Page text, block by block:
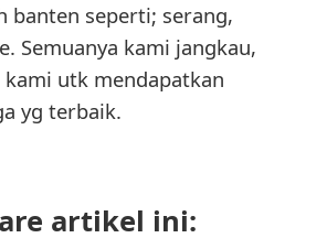
banten seperti; serang,
Semuanya kami jangkau,
utk mendapatkan
yg terbaik.
artikel ini: